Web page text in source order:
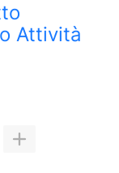
Attività